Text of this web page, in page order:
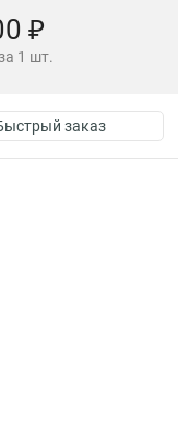
₽
1 шт.
заказ